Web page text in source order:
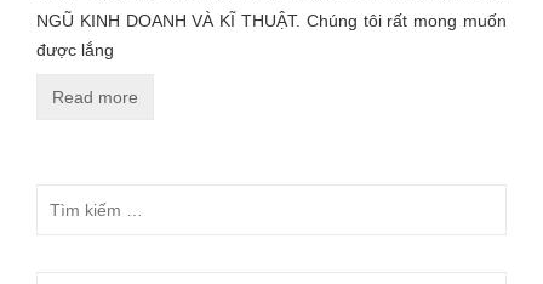
NGŨ KINH DOANH VÀ KĨ THUẬT. Chúng tôi rất mong muốn
được lắng
Read more